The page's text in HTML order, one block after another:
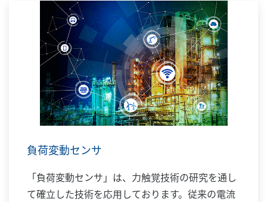
負荷変動センサ
「負荷変動センサ」は、力触覚技術の研究を通し
て確立した技術を応用しております。従来の電流